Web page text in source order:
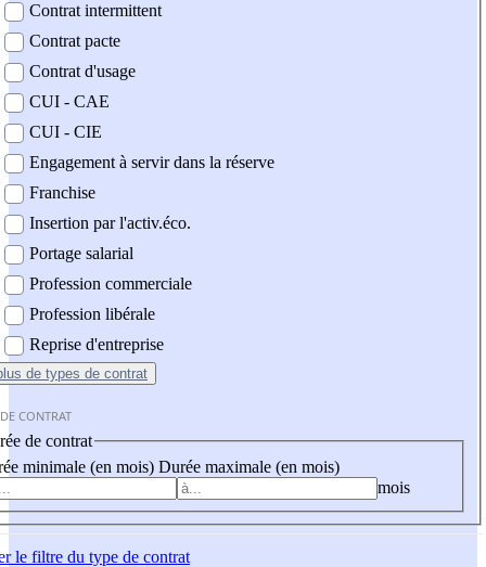
Contrat intermittent
Contrat pacte
Contrat d'usage
CUI - CAE
CUI - CIE
Engagement à servir dans la réserve
Franchise
Insertion par l'activ.éco.
Portage salarial
Profession commerciale
Profession libérale
Reprise d'entreprise
de types de contrat
CONTRAT
de contrat
minimale (en mois) Durée maximale (en mois)
mois
le filtre du type de contrat